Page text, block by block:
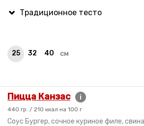
25 32 40 см
Пицца Канзас i
440 гр. / 210 ккал на 100 г
Cоус Бургер, сочное куриное филе,